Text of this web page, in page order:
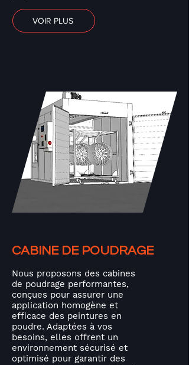
VOIR PLUS
CABINE DE POUDRAGE
Nous proposons des cabines
de poudrage performantes,
conçues pour assurer une
application homogène et
efficace des peintures en
poudre. Adaptées à vos
besoins, elles offrent un
environnement sécurisé et
optimisé pour garantir des